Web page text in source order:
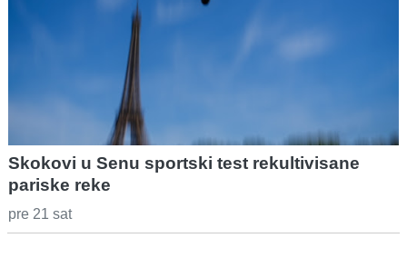
Skokovi u Senu sportski test rekultivisane
pariske reke
pre 21 sat